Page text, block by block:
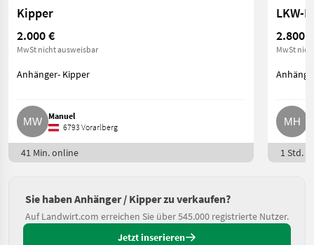
Kipper
2.000 €
MwSt nicht ausweisbar
Anhänger- Kipper
Manuel
6793 Vorarlberg
41 Min. online
LKW-
2.800 €
MwSt
1 Std.
Sie haben Anhänger / Kipper zu verkaufen?
Auf Landwirt.com erreichen Sie über 545.000 registrierte Nutzer.
Jetzt inserieren